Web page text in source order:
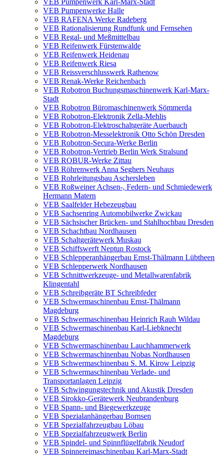
VEB Pumpenwerk Karl-Marx-Stadt
VEB Pumpenwerke Halle
VEB RAFENA Werke Radeberg
VEB Rationalisierung Rundfunk und Fernsehen
VEB Regal- und Meßmittelbau
VEB Reifenwerk Fürstenwalde
VEB Reifenwerk Heidenau
VEB Reifenwerk Riesa
VEB Reissverschlusswerk Rathenow
VEB Renak-Werke Reichenbach
VEB Robotron Buchungsmaschinenwerk Karl-Marx-
Stadt
VEB Robotron Büromaschinenwerk Sömmerda
VEB Robotron-Elektronik Zella-Mehlis
VEB Robotron-Elektroschaltgeräte Auerbauch
VEB Robotron-Messelektronik Otto Schön Dresden
VEB Robotron-Secura-Werke Berlin
VEB Robotron-Vertrieb Berlin Werk Stralsund
VEB ROBUR-Werke Zittau
VEB Röhrenwerk Anna Seghers Neuhaus
VEB Rohrleitungsbau Aschersleben
VEB Roßweiner Achsen-, Federn- und Schmiedewerk
Hermann Matern
VEB Saalfelder Hebezeugbau
VEB Sachsenring Automobilwerke Zwickau
VEB Sächsischer Brücken- und Stahlhochbau Dresden
VEB Schachtbau Nordhausen
VEB Schaltgerätewerk Muskau
VEB Schiffswerft Neptun Rostock
VEB Schlepperanhängerbau Ernst-Thälmann Lübtheen
VEB Schlepperwerk Nordhausen
VEB Schnittwerkzeuge- und Metallwarenfabrik
Klingentahl
VEB Schreibgeräte BT Schreibfeder
VEB Schwermaschinenbau Ernst-Thälmann
Magdeburg
VEB Schwermaschinenbau Heinrich Rauh Wildau
VEB Schwermaschinenbau Karl-Liebknecht
Magdeburg
VEB Schwermaschinenbau Lauchhammerwerk
VEB Schwermaschinenbau Nobas Nordhausen
VEB Schwermaschinenbau S. M. Kirow Leipzig
VEB Schwermaschinenbau Verlade- und
Transportanlagen Leipzig
VEB Schwingungstechnik und Akustik Dresden
VEB Sirokko-Gerätewerk Neubrandenburg
VEB Spann- und Biegewerkzeuge
VEB Spezialanhängerbau Bornsen
VEB Spezialfahrzeugbau Löbau
VEB Spezialfahrzeugwerk Berlin
VEB Spindel- und Spinnflügelfabrik Neudorf
VEB Spinnereimaschinenbau Karl-Marx-Stadt